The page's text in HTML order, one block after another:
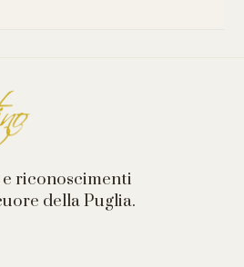
riconoscimenti
della Puglia.